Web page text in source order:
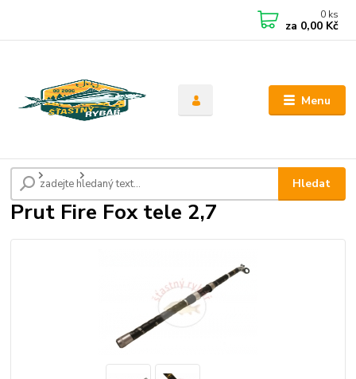
Menu
Hledat
0 ks
za 0,00 Kč
Úvod Pruty Prut Fire Fox tele 2,7
Prut Fire Fox tele 2,7